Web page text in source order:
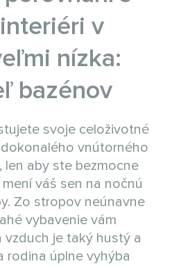
v
nízka:
bazénov
svoje celoživotné
vnútorného
len aby ste bezmocne
váš sen na nočnú
Zo stropov neúnavne
vybavenie vám
vzduch je taký hustý a
rodina úplne vyhýba